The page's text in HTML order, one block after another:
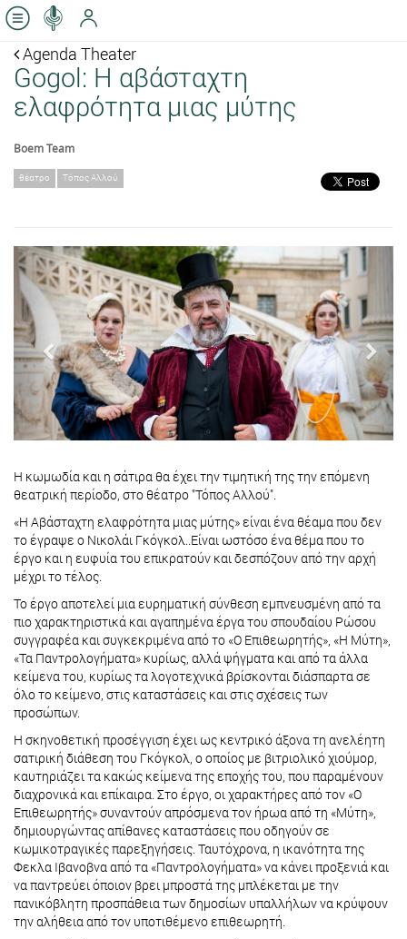
Agenda Theater
Gogol: Η αβάσταχτη
ελαφρότητα μιας μύτης
Boem Team
θέατρο Τόπος Αλλού
Previous Next
Η κωμωδία και η σάτιρα θα έχει την τιμητική της την επόμενη
θεατρική περίοδο, στο θέατρο "Τόπος Αλλού".
«Η Αβάσταχτη ελαφρότητα μιας μύτης» είναι ένα θέαμα που δεν
το έγραψε ο Νικολάι Γκόγκολ..Είναι ωστόσο ένα θέμα που το
έργο και η ευφυία του επικρατούν και δεσπόζουν από την αρχή
μέχρι το τέλος.
Το έργο αποτελεί μια ευρηματική σύνθεση εμπνευσμένη από τα
πιο χαρακτηριστικά και αγαπημένα έργα του σπουδαίου Ρώσου
συγγραφέα και συγκεκριμένα από το «Ο Επιθεωρητής», «Η Μύτη»,
«Τα Παντρολογήματα» κυρίως, αλλά ψήγματα και από τα άλλα
κείμενα του, κυρίως τα λογοτεχνικά βρίσκονται διάσπαρτα σε
όλο το κείμενο, στις καταστάσεις και στις σχέσεις των
προσώπων.
Η σκηνοθετική προσέγγιση έχει ως κεντρικό άξονα τη ανελέητη
σατιρική διάθεση του Γκόγκολ, ο οποίος με βιτριολικό χιούμορ,
καυτηριάζει τα κακώς κείμενα της εποχής του, που παραμένουν
διαχρονικά και επίκαιρα. Στο έργο, οι χαρακτήρες από τον «Ο
Επιθεωρητής» συναντούν απρόσμενα τον ήρωα από τη «Μύτη»,
δημιουργώντας απίθανες καταστάσεις που οδηγούν σε
κωμικοτραγικές παρεξηγήσεις. Ταυτόχρονα, η ικανότητα της
Φεκλα Ιβανοβνα από τα «Παντρολογήματα» να κάνει προξενιά και
να παντρεύει όποιον βρει μπροστά της μπλέκεται με την
πανικόβλητη προσπάθεια των δημοσίων υπαλλήλων να κρύψουν
την αλήθεια από τον υποτιθέμενο επιθεωρητή.